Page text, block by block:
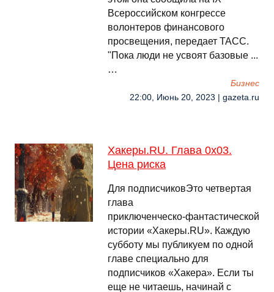
Всероссийском конгрессе
волонтеров финансового
просвещения, передает ТАСС.
"Пока люди не усвоят базовые ...
…
Бизнес
22:00, Июнь 20, 2023 | gazeta.ru
Хакеры.RU. Глава 0х03.
Цена риска
Для подписчиковЭто четвертая
глава
приключенческо‑фантастической
истории «Хакеры.RU». Каждую
субботу мы публикуем по одной
главе специально для
подписчиков «Хакера». Если ты
еще не читаешь, начинай с